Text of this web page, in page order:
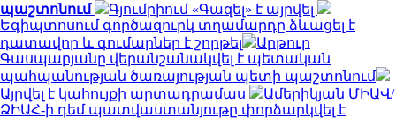
պաշտոնում
Գյումրիում «Գազել» է այրվել
Եգիպտոսում գործազուրկ տղամարդը ձևացել է
դատավոր և գումարներ է շորթել
Արթուր
Գասպարյանը վերանշանակվել է պետական
պահպանության ծառայության պետի պաշտոնում
Այրվել է կահույքի արտադրամաս
Ամերիկյան ՄԻԱՎ/
ՁԻԱՀ-ի դեմ պատվաստանյութը փորձարկվել է